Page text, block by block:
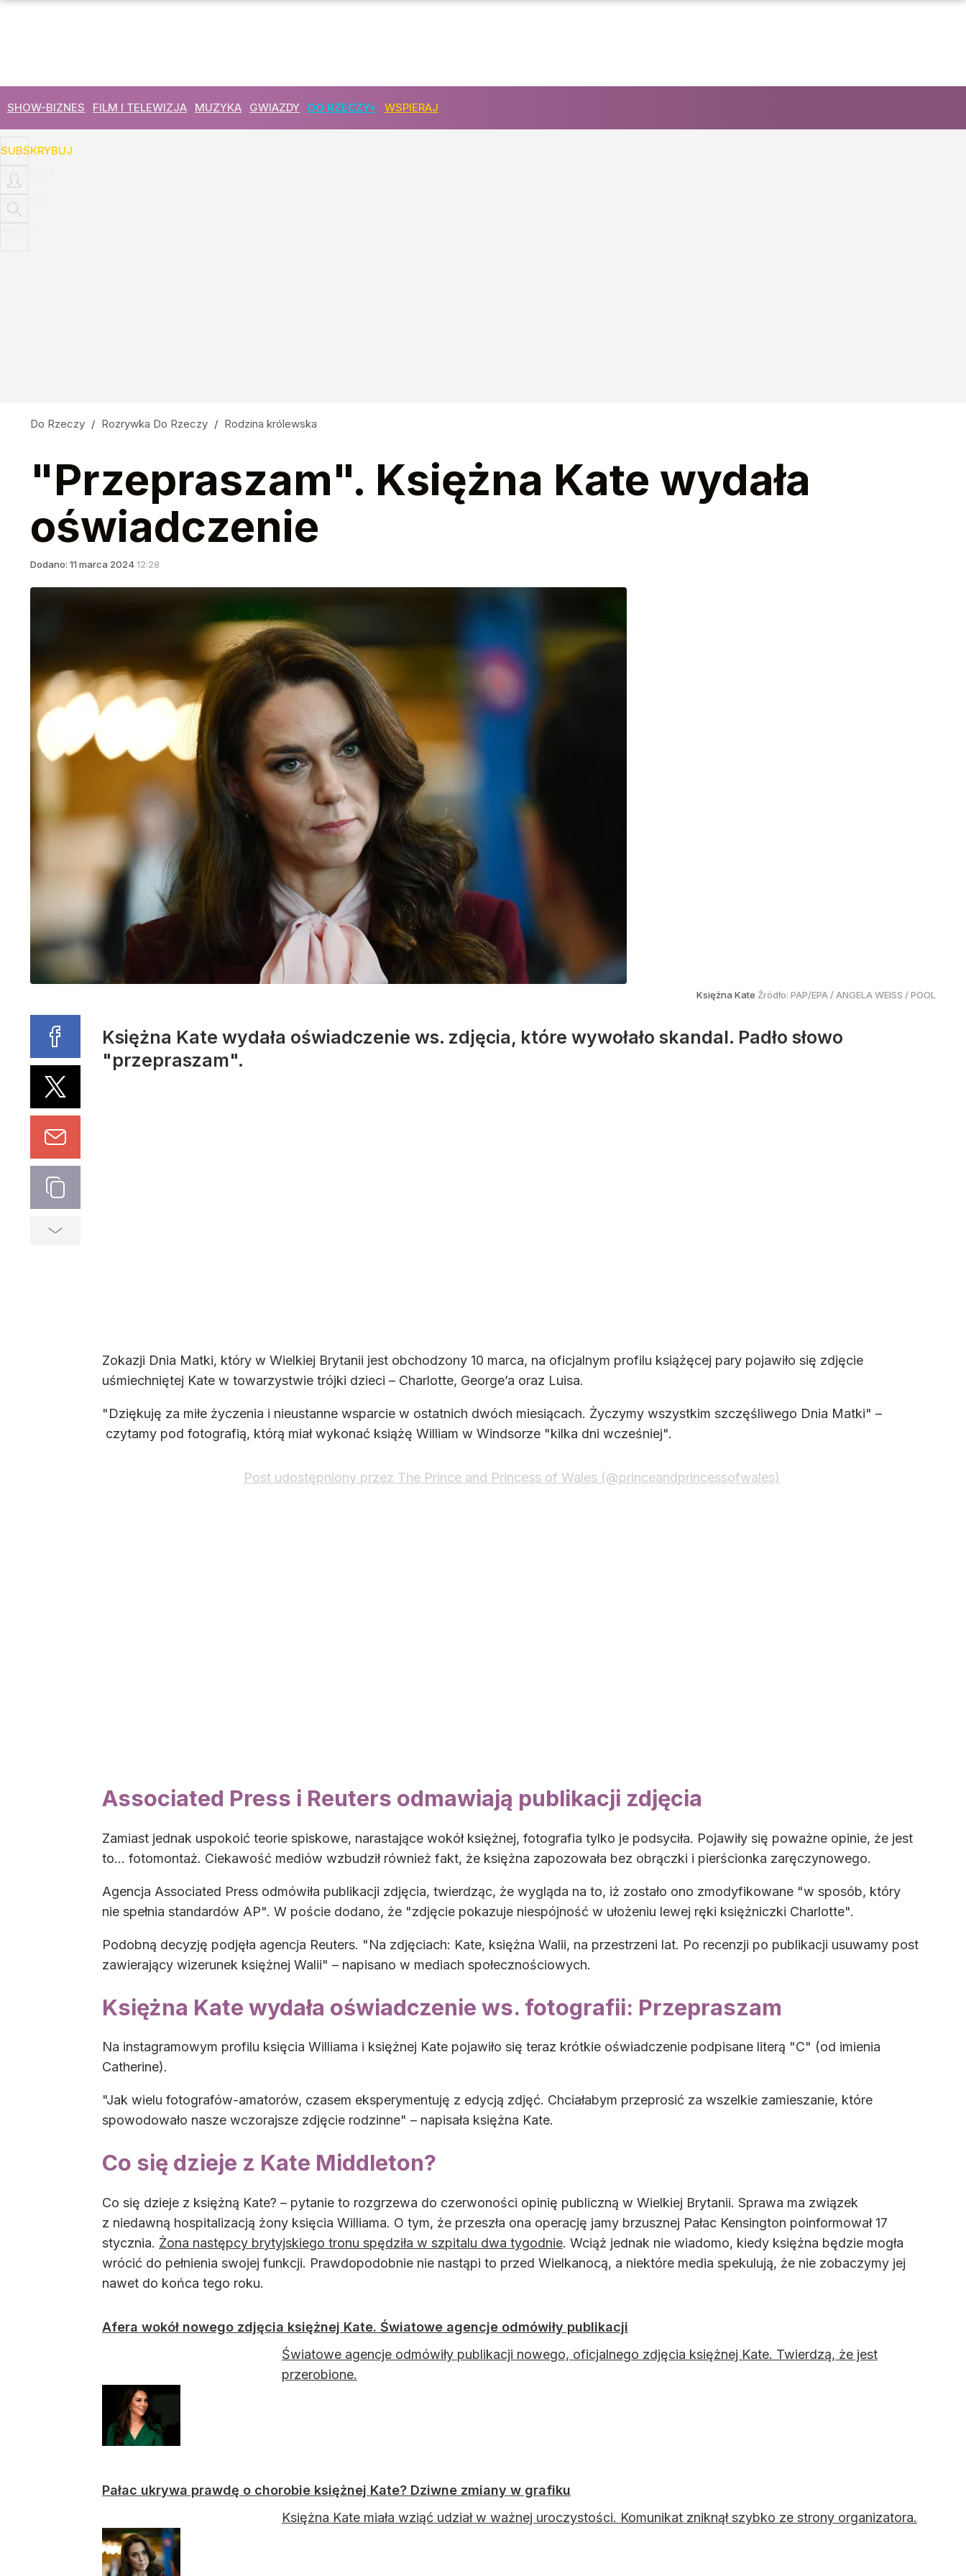
SHOW-BIZNES FILM I TELEWIZJA MUZYKA GWIAZDY DO RZECZY+ WSPIERAJ
SUBSKRYBUJ
ZALOGUJ
SZUKAJ
Do Rzeczy / Rozrywka Do Rzeczy / Rodzina królewska
"Przepraszam". Księżna Kate wydała
oświadczenie
Dodano: 11 marca 202412:28
Księżna Kate Źródło: PAP/EPA /ANGELA WEISS / POOL
Księżna Kate wydała oświadczenie ws. zdjęcia, które wywołało skandal. Padło słowo
"przepraszam".
Zokazji Dnia Matki, który w Wielkiej Brytanii jest obchodzony 10 marca, na oficjalnym profilu książęcej pary pojawiło się zdjęcie
uśmiechniętej Kate w towarzystwie trójki dzieci – Charlotte, George’a oraz Luisa.
"Dziękuję za miłe życzenia i nieustanne wsparcie w ostatnich dwóch miesiącach. Życzymy wszystkim szczęśliwego Dnia Matki" –
czytamy pod fotografią, którą miał wykonać książę William w Windsorze "kilka dni wcześniej".
Post udostępniony przez The Prince and Princess of Wales (@princeandprincessofwales)
Associated Press i Reuters odmawiają publikacji zdjęcia
Zamiast jednak uspokoić teorie spiskowe, narastające wokół księżnej, fotografia tylko je podsyciła. Pojawiły się poważne opinie, że jest
to... fotomontaż. Ciekawość mediów wzbudził również fakt, że księżna zapozowała bez obrączki i pierścionka zaręczynowego.
Agencja Associated Press odmówiła publikacji zdjęcia, twierdząc, że wygląda na to, iż zostało ono zmodyfikowane "w sposób, który
nie spełnia standardów AP". W poście dodano, że "zdjęcie pokazuje niespójność w ułożeniu lewej ręki księżniczki Charlotte".
Podobną decyzję podjęła agencja Reuters. "Na zdjęciach: Kate, księżna Walii, na przestrzeni lat. Po recenzji po publikacji usuwamy post
zawierający wizerunek księżnej Walii" – napisano w mediach społecznościowych.
Księżna Kate wydała oświadczenie ws. fotografii: Przepraszam
Na instagramowym profilu księcia Williama i księżnej Kate pojawiło się teraz krótkie oświadczenie podpisane literą "C" (od imienia
Catherine).
"Jak wielu fotografów-amatorów, czasem eksperymentuję z edycją zdjęć. Chciałabym przeprosić za wszelkie zamieszanie, które
spowodowało nasze wczorajsze zdjęcie rodzinne" – napisała księżna Kate.
Co się dzieje z Kate Middleton?
Co się dzieje z księżną Kate? – pytanie to rozgrzewa do czerwoności opinię publiczną w Wielkiej Brytanii. Sprawa ma związek
z niedawną hospitalizacją żony księcia Williama. O tym, że przeszła ona operację jamy brzusznej Pałac Kensington poinformował 17
stycznia. Żona następcy brytyjskiego tronu spędziła w szpitalu dwa tygodnie. Wciąż jednak nie wiadomo, kiedy księżna będzie mogła
wrócić do pełnienia swojej funkcji. Prawdopodobnie nie nastąpi to przed Wielkanocą, a niektóre media spekulują, że nie zobaczymy jej
nawet do końca tego roku.
Afera wokół nowego zdjęcia księżnej Kate. Światowe agencje odmówiły publikacji
Światowe agencje odmówiły publikacji nowego, oficjalnego zdjęcia księżnej Kate. Twierdzą, że jest
przerobione.
Pałac ukrywa prawdę o chorobie księżnej Kate? Dziwne zmiany w grafiku
Księżna Kate miała wziąć udział w ważnej uroczystości. Komunikat zniknął szybko ze strony organizatora.